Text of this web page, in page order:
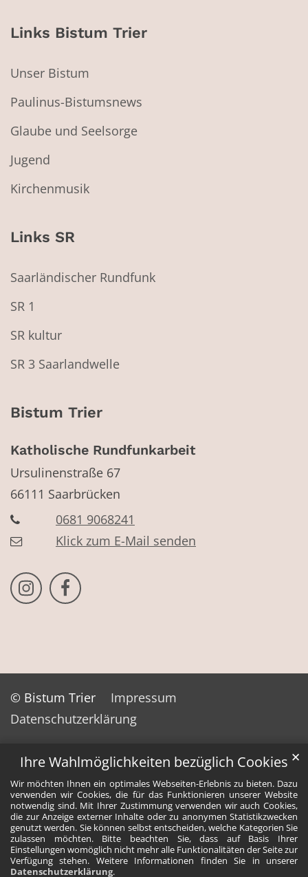
Ihre Wahlmöglichkeiten bezüglich Cookies
Wir möchten Ihnen ein optimales Webseiten-Erlebnis zu bieten. Dazu
verwenden wir Cookies, die für das Funktionieren unserer Website
notwendig sind. Mit Ihrer Zustimmung verwenden wir auch Cookies,
die zur Anzeige externer Inhalte oder zu anonymen Statistikzwecken
genutzt werden. Sie können selbst entscheiden, welche Kategorien Sie
zulassen möchten. Bitte beachten Sie, dass auf Basis Ihrer
Einstellungen womöglich nicht mehr alle Funktionalitäten der Seite zur
Verfügung stehen. Weitere Informationen finden Sie in unserer
Datenschutzerklärung.
✕
Links Bistum Trier
Unser Bistum
Paulinus-Bistumsnews
Glaube und Seelsorge
Jugend
Kirchenmusik
Links SR
Saarländischer Rundfunk
SR 1
SR kultur
SR 3 Saarlandwelle
Bistum Trier
Katholische Rundfunkarbeit
Ursulinenstraße 67
66111 Saarbrücken
0681 9068241
Klick zum E-Mail senden
Bistum Trier auf Instragram
Bistum Trier auf Facebook
© Bistum Trier
Impressum
Datenschutzerklärung